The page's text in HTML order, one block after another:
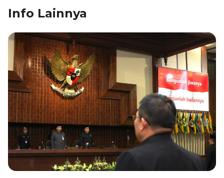
k
Info Lainnya